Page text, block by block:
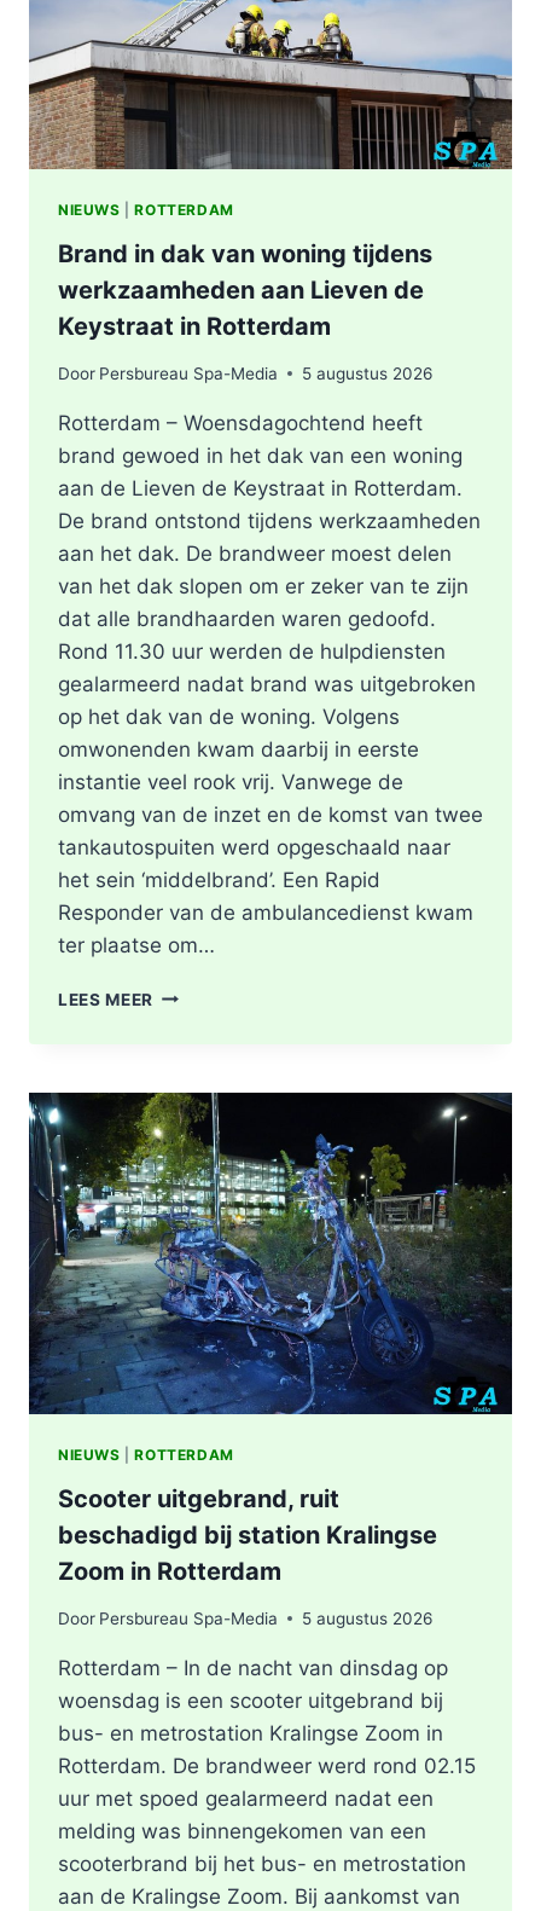
ROTTERDAM
NIEUWS |ROTTERDAM
Brand in dak van woning tijdens
werkzaamheden aan Lieven de
Keystraat in Rotterdam
Door Persbureau Spa-Media 5 augustus 2026
Rotterdam – Woensdagochtend heeft
brand gewoed in het dak van een woning
aan de Lieven de Keystraat in Rotterdam.
De brand ontstond tijdens werkzaamheden
aan het dak. De brandweer moest delen
van het dak slopen om er zeker van te zijn
dat alle brandhaarden waren gedoofd.
Rond 11.30 uur werden de hulpdiensten
gealarmeerd nadat brand was uitgebroken
op het dak van de woning. Volgens
omwonenden kwam daarbij in eerste
instantie veel rook vrij. Vanwege de
omvang van de inzet en de komst van twee
tankautospuiten werd opgeschaald naar
het sein ‘middelbrand’. Een Rapid
Responder van de ambulancedienst kwam
ter plaatse om…
LEES MEER BRAND
WONING
TIJDENS
WERKZAAMHEDEN
AAN
LIEVEN
DE
KEYSTRAAT
IN
ROTTERDAM
NIEUWS |ROTTERDAM
Scooter uitgebrand, ruit
beschadigd bij station Kralingse
Zoom in Rotterdam
Door Persbureau Spa-Media 5 augustus 2026
Rotterdam – In de nacht van dinsdag op
woensdag is een scooter uitgebrand bij
bus- en metrostation Kralingse Zoom in
Rotterdam. De brandweer werd rond 02.15
uur met spoed gealarmeerd nadat een
melding was binnengekomen van een
scooterbrand bij het bus- en metrostation
aan de Kralingse Zoom. Bij aankomst van